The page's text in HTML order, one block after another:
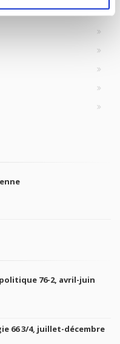
76-2, avril-juin
66 3/4, juillet-décembre